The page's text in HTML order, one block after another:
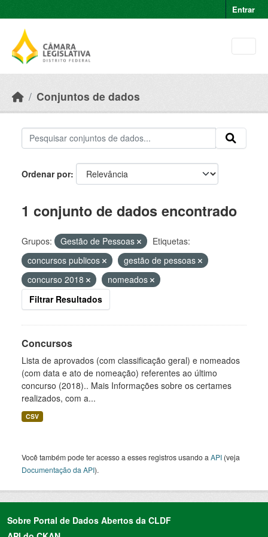
Entrar
Conjuntos de dados
Ordenar por
1 conjunto de dados encontrado
Grupos: Gestão de Pessoas
Etiquetas:
concursos publicos
gestão de pessoas
concurso 2018
nomeados
Filtrar Resultados
Concursos
Lista de aprovados (com classificação geral) e nomeados
(com data e ato de nomeação) referentes ao último
concurso (2018).. Mais Informações sobre os certames
realizados, com a...
CSV
Você também pode ter acesso a esses registros usando a API (veja
Documentação da API).
Sobre Portal de Dados Abertos da CLDF